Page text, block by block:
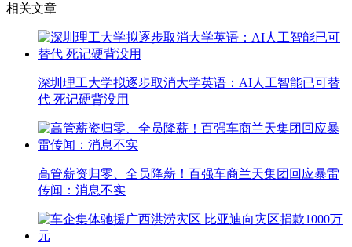
相关文章
深圳理工大学拟逐步取消大学英语：AI人工智能已可替
代 死记硬背没用
高管薪资归零、全员降薪！百强车商兰天集团回应暴雷
传闻：消息不实